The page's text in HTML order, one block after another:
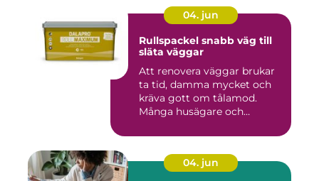
04. jun
Rullspackel snabb väg till
släta väggar
Att renovera väggar brukar
ta tid, damma mycket och
kräva gott om tålamod.
Många husägare och
04. jun